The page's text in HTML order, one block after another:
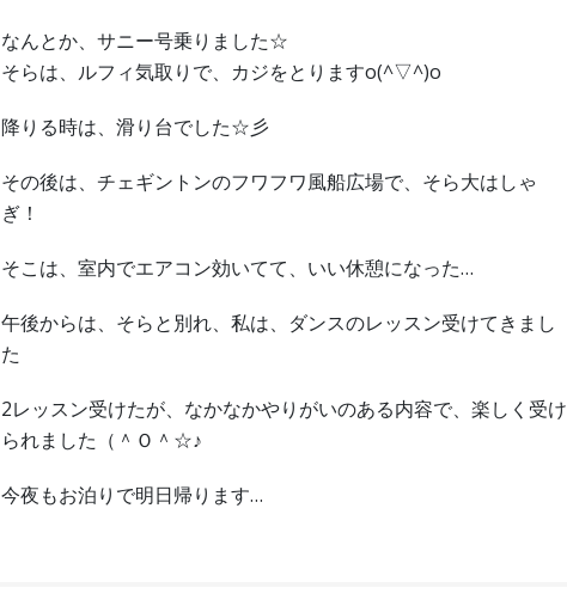
なんとか、サニー号乗りました☆
そらは、ルフィ気取りで、カジをとりますo(^▽^)o
降りる時は、滑り台でした☆彡
その後は、チェギントンのフワフワ風船広場で、そら大はしゃ
ぎ！
そこは、室内でエアコン効いてて、いい休憩になった…
午後からは、そらと別れ、私は、ダンスのレッスン受けてきまし
た
2レッスン受けたが、なかなかやりがいのある内容で、楽しく受け
られました（＾Ｏ＾☆♪
今夜もお泊りで明日帰ります…